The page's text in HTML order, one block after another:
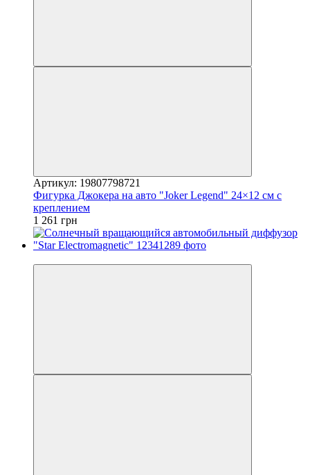
Артикул: 19807798721
Фигурка Джокера на авто "Joker Legend" 24×12 см с
креплением
1 261 грн